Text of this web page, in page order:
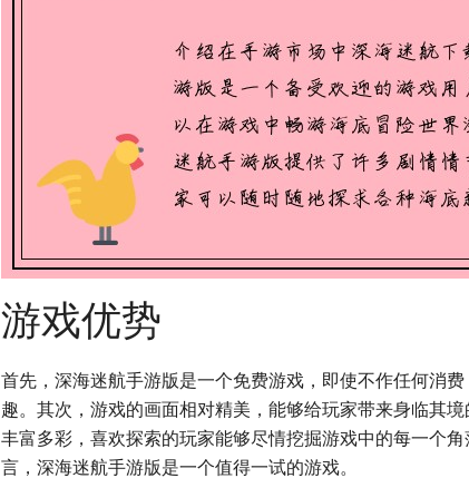
游戏优势
首先，深海迷航手游版是一个免费游戏，即使不作任何消
趣。其次，游戏的画面相对精美，能够给玩家带来身临其
丰富多彩，喜欢探索的玩家能够尽情挖掘游戏中的每一个
言，深海迷航手游版是一个值得一试的游戏。